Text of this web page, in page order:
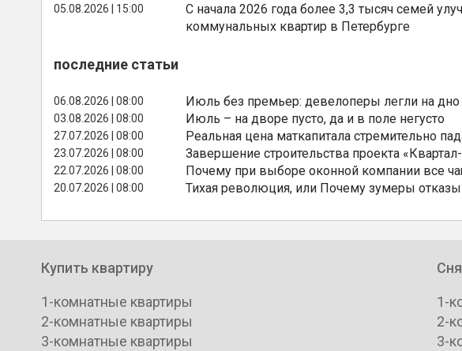
05.08.2026 | 15:00
С начала 2026 года более 3,3 тысяч семей
коммунальных квартир в Петербурге
последние статьи
06.08.2026 | 08:00 Июль без премьер: девелоперы легли на дно
03.08.2026 | 08:00 Июль – на дворе пусто, да и в поле негусто
27.07.2026 | 08:00 Реальная цена маткапитала стремительно
23.07.2026 | 08:00 Завершение строительства проекта
22.07.2026 | 08:00 Почему при выборе оконной компании все
20.07.2026 | 08:00 Тихая революция, или Почему зумеры
Купить квартиру
1-комнатные квартиры
2-комнатные квартиры
3-комнатные квартиры
1-
2-
3-